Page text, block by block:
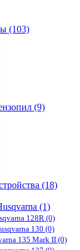
(103)
(9)
(18)
(1)
128R (0)
130 (0)
135 Mark II (0)